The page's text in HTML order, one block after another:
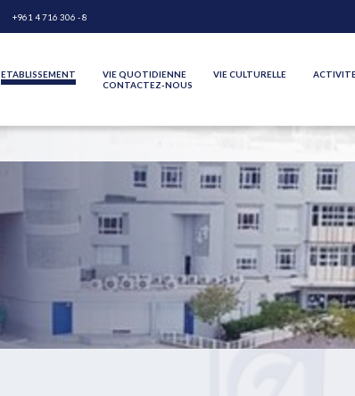
+961 4 716 306 - 8
ETABLISSEMENT VIE QUOTIDIENNE VIE CULTURELLE
CONTACTEZ-NOUS